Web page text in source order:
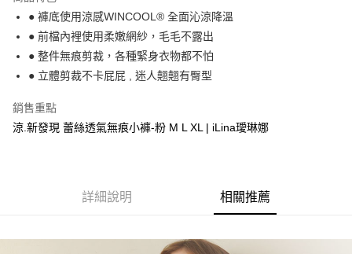
全家取貨付款
每筆NT$90，滿NT$1,300(含以上)免運費
付款後全家取貨
7-11取貨付款
每筆NT$90，滿NT$1,300(含以上)免運費
每筆NT$90
● 褲底使用涼感WINCOOL® 全面沁涼降溫
● 前檔內裡使用柔嫩網紗，毛毛不露出
● 整件無痕剪裁，各種緊身衣物都不怕
● 立體剪裁不卡屁屁 , 迷人翹翹有臀型
銷售重點
涼.新發現 蕾絲透氣無痕小褲-粉 M L XL | iLina璦琳娜
詳細說明 相關推薦